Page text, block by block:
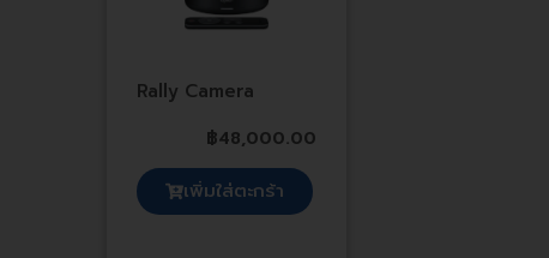
Rally Camera
฿48,000.00
เพิ่มใส่ตะกร้า